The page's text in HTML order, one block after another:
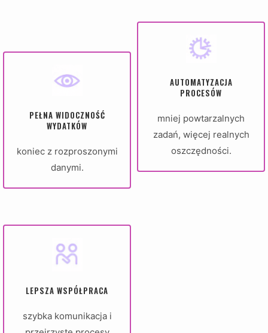
PEŁNA WIDOCZNOŚĆ
WYDATKÓW
koniec z rozproszonymi
danymi.
AUTOMATYZACJA
PROCESÓW
mniej powtarzalnych
zadań, więcej realnych
oszczędności.
LEPSZA WSPÓŁPRACA
szybka komunikacja i